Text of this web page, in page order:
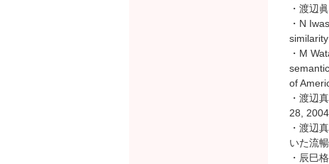
・渡辺
・N
・M
of
・渡辺
28, 2004.
・渡辺
いた流
・辰巳